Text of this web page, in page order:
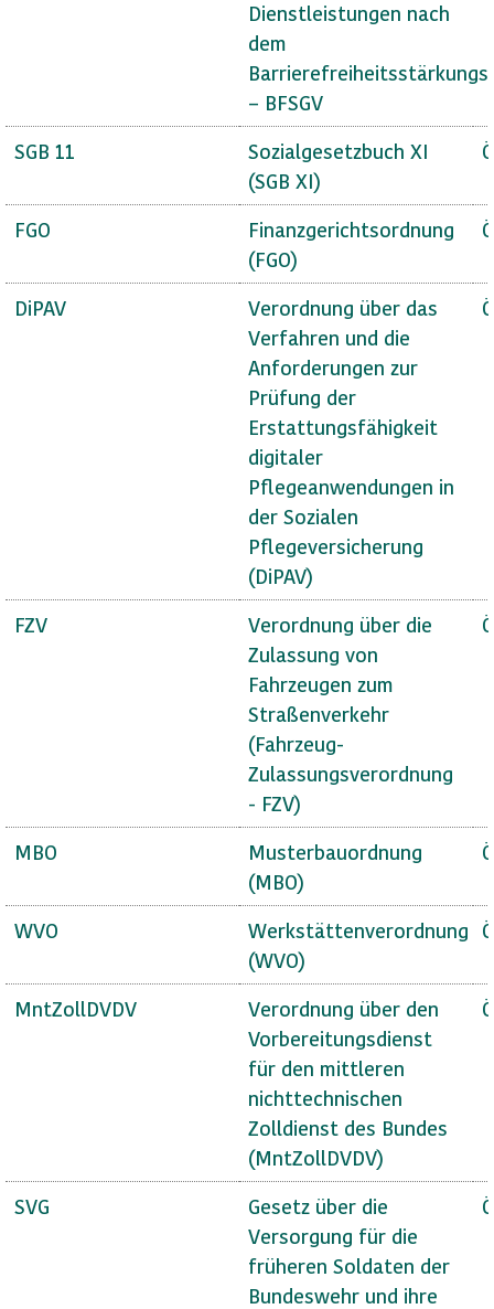
Dienstleistungen nach
dem
– BFSGV
SGB 11
Sozialgesetzbuch XI
(SGB XI)
FGO
Finanzgerichtsordnung
(FGO)
DiPAV
Verordnung über das
Verfahren und die
Anforderungen zur
Prüfung der
Erstattungsfähigkeit
digitaler
Pflegeanwendungen in
der Sozialen
Pflegeversicherung
(DiPAV)
FZV
Verordnung über die
Zulassung von
Fahrzeugen zum
Straßenverkehr
(Fahrzeug-
Zulassungsverordnung
- FZV)
MBO
Musterbauordnung
(MBO)
WVO
Werkstättenverordnung
(WVO)
MntZollDVDV
Verordnung über den
Vorbereitungsdienst
für den mittleren
nichttechnischen
Zolldienst des Bundes
(MntZollDVDV)
SVG
Gesetz über die
Versorgung für die
früheren Soldaten der
Bundeswehr und ihre